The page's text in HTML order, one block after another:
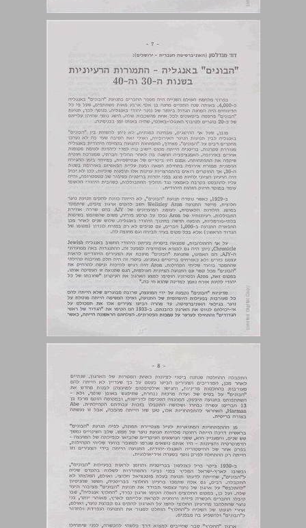
דוד מנדלסון (האוניברסיטה העברית - ירושלים): "הבונים" באנגליה - התמורות הרעיוניות בשנות ה-30 וה-40 ... 7